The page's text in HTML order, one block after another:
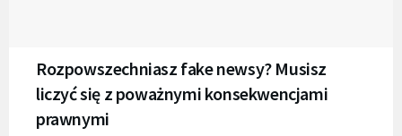
Rozpowszechniasz fake newsy? Musisz
liczyć się z poważnymi konsekwencjami
prawnymi